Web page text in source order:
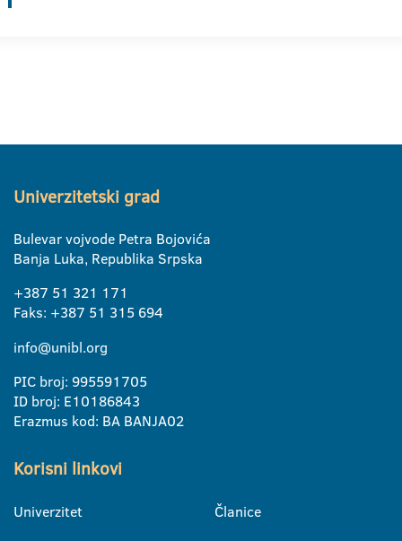
Univerzitetski grad
Bulevar vojvode Petra Bojovića
Banja Luka, Republika Srpska
+387 51 321 171
Faks: +387 51 315 694
info@unibl.org
PIC broj: 995591705
ID broj: E10186843
Erazmus kod: BA BANJA02
Korisni linkovi
Univerzitet
Članice